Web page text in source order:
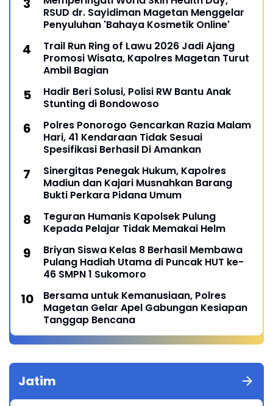
RSUD dr. Sayidiman Magetan Menggelar
Penyuluhan 'Bahaya Kosmetik Online'
Trail Run Ring of Lawu 2026 Jadi Ajang
Promosi Wisata, Kapolres Magetan Turut
Ambil Bagian
Hadir Beri Solusi, Polisi RW Bantu Anak
Stunting di Bondowoso
Polres Ponorogo Gencarkan Razia Malam
Hari, 41 Kendaraan Tidak Sesuai
Spesifikasi Berhasil Di Amankan
Sinergitas Penegak Hukum, Kapolres
Madiun dan Kajari Musnahkan Barang
Bukti Perkara Pidana Umum
Teguran Humanis Kapolsek Pulung
Kepada Pelajar Tidak Memakai Helm
Briyan Siswa Kelas 8 Berhasil Membawa
Pulang Hadiah Utama di Puncak HUT ke-
46 SMPN 1 Sukomoro
Bersama untuk Kemanusiaan, Polres
Magetan Gelar Apel Gabungan Kesiapan
Tanggap Bencana
Jatim